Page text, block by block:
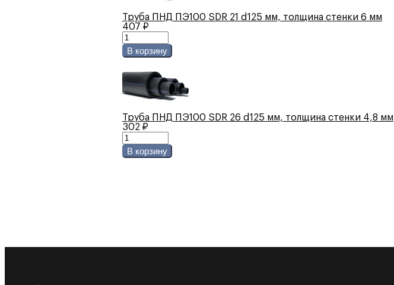
Труба ПНД ПЭ100 SDR 21 d125 мм, толщина стенки 6 мм
407 ₽
В корзину
Труба ПНД ПЭ100 SDR 26 d125 мм, толщина стенки 4,8 мм
302 ₽
В корзину